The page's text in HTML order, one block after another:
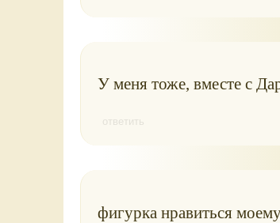
У меня тоже, вместе с
ответить
фигурка нравиться